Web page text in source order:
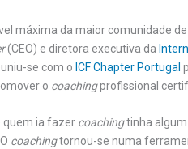
máxima da maior comunidade de
(CEO) e diretora executiva da
se com o ICF Chapter Portugal
o coachingprofissional
quem ia fazer coachingtinha algum
coachingtornou-se numa